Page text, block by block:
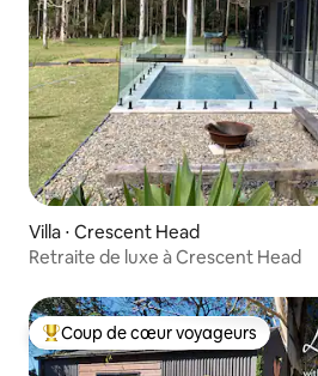
Villa ⋅ Crescent Head
Retraite de luxe à Crescent Head
Coups de cœur voyageurs les plus
Coup de cœur voyageurs